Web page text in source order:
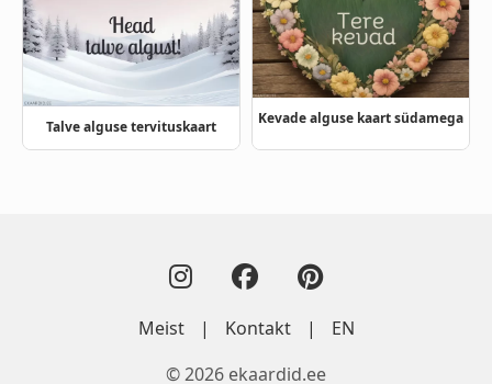
Talve alguse tervituskaart Kevade alguse kaart südamega
Meist | Kontakt |
EN
© 2026 ekaardid.ee